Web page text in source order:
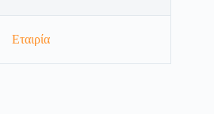
Εταιρία